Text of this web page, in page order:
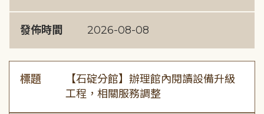
發佈時間 2026-08-08
標題
【石碇分館】辦理館內閱讀設備升級
工程，相關服務調整